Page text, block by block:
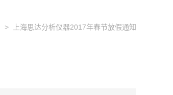
> 上海思达分析仪器2017年春节放假通知